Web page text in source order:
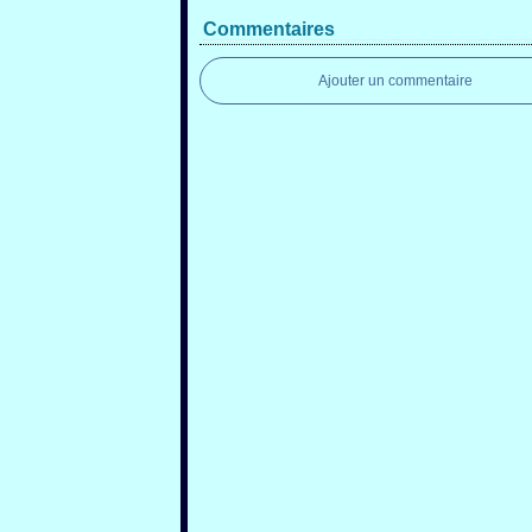
Commentaires
Ajouter un commentaire